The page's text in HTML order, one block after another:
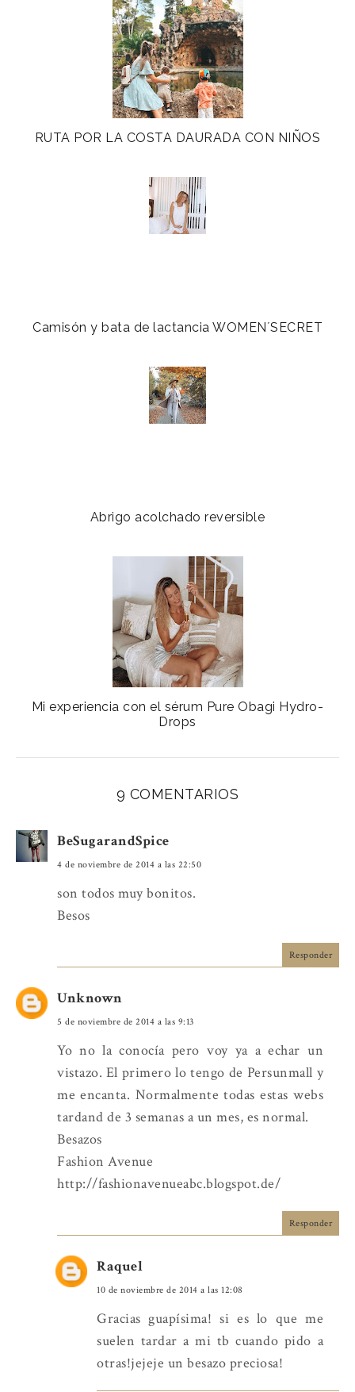
RUTA POR LA COSTA DAURADA CON NIÑOS
Camisón y bata de lactancia WOMEN´SECRET
Abrigo acolchado reversible
Mi experiencia con el sérum Pure Obagi Hydro-
Drops
9 COMENTARIOS
BeSugarandSpice
4 de noviembre de 2014 a las 22:50
son todos muy bonitos.
Besos
Responder
Unknown
5 de noviembre de 2014 a las 9:13
Yo no la conocía pero voy ya a echar un
vistazo. El primero lo tengo de Persunmall y
me encanta. Normalmente todas estas webs
tardand de 3 semanas a un mes, es normal.
Besazos
Fashion Avenue
http://fashionavenueabc.blogspot.de/
Responder
Raquel
10 de noviembre de 2014 a las 12:08
Gracias guapísima! si es lo que me
suelen tardar a mi tb cuando pido a
otras!jejeje un besazo preciosa!